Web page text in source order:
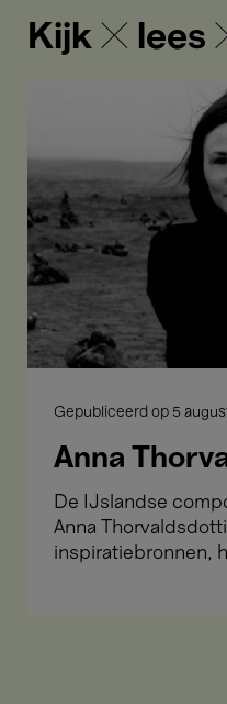
Kijk ✕ lees
Gepubliceerd op 5
Anna
De IJslandse
Anna
inspiratiebronnen,